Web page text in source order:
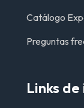
Catálogo
Preguntas
Links